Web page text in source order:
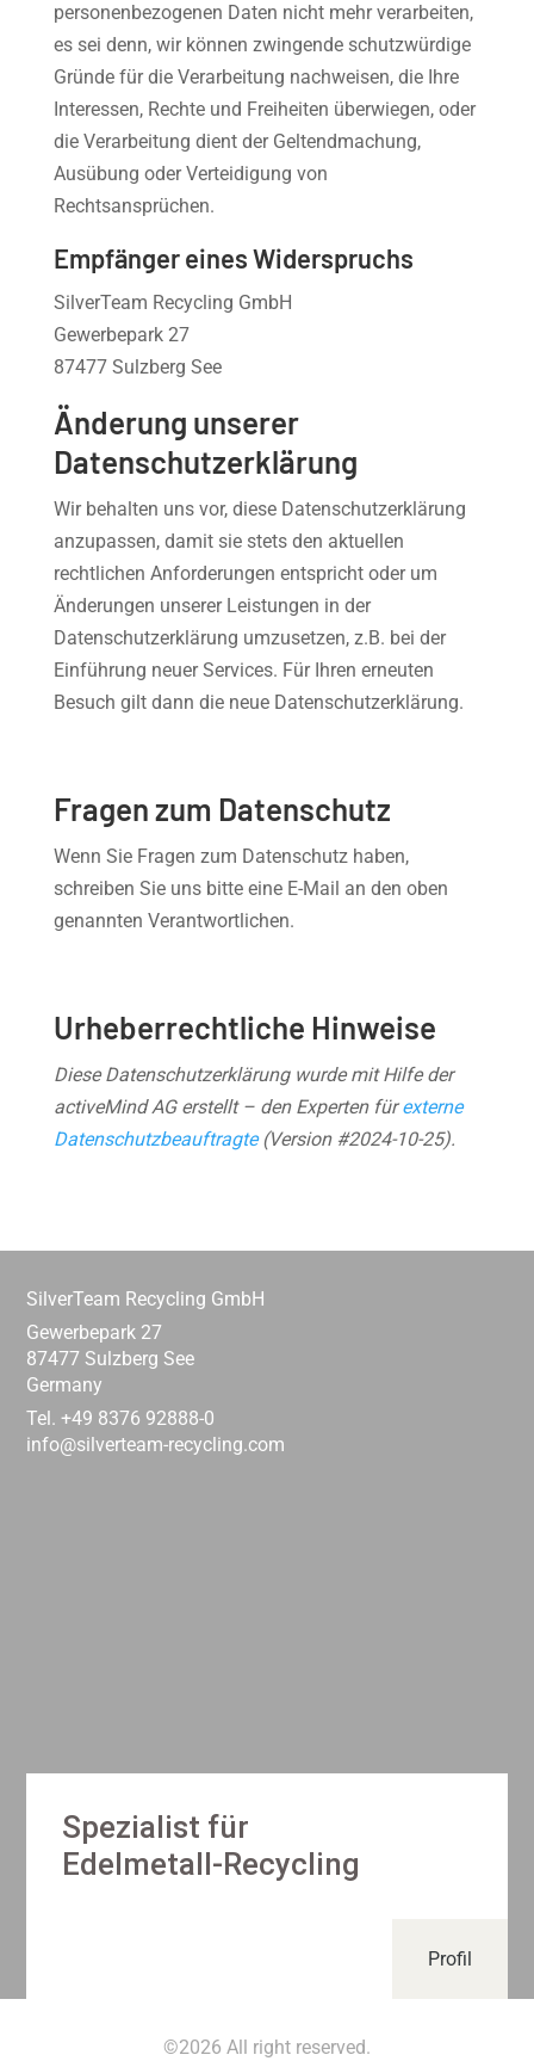
personenbezogenen Daten nicht mehr verarbeiten,
es sei denn, wir können zwingende schutzwürdige
Gründe für die Verarbeitung nachweisen, die Ihre
Interessen, Rechte und Freiheiten überwiegen, oder
die Verarbeitung dient der Geltendmachung,
Ausübung oder Verteidigung von
Rechtsansprüchen.
Empfänger eines Widerspruchs
SilverTeam Recycling GmbH
Gewerbepark 27
87477 Sulzberg See
Änderung unserer
Datenschutzerklärung
Wir behalten uns vor, diese Datenschutzerklärung
anzupassen, damit sie stets den aktuellen
rechtlichen Anforderungen entspricht oder um
Änderungen unserer Leistungen in der
Datenschutzerklärung umzusetzen, z.B. bei der
Einführung neuer Services. Für Ihren erneuten
Besuch gilt dann die neue Datenschutzerklärung.
Fragen zum Datenschutz
Wenn Sie Fragen zum Datenschutz haben,
schreiben Sie uns bitte eine E-Mail an den oben
genannten Verantwortlichen.
Urheberrechtliche Hinweise
Diese Datenschutzerklärung wurde mit Hilfe der
activeMind AG erstellt – den Experten fürexterne
Datenschutzbeauftragte(Version #2024-10-25).
SilverTeam Recycling GmbH
Gewerbepark 27
87477 Sulzberg See
Germany
Tel. +49 8376 92888-0
info@silverteam-recycling.com
Spezialist für
Edelmetall-Recycling
Profil
©2026 All right reserved.